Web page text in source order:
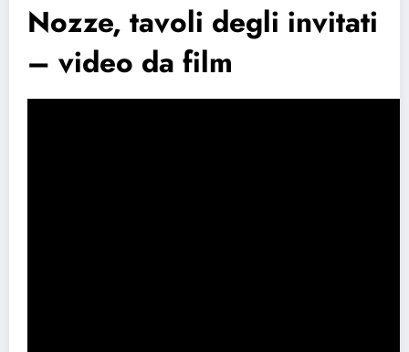
Nozze, tavoli degli invitati
– video da film